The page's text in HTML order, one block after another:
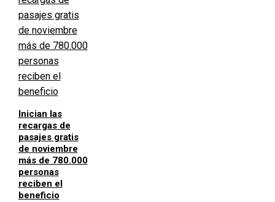
Inician las
recargas de
pasajes gratis
de noviembre
más de 780.000
personas
reciben el
beneficio